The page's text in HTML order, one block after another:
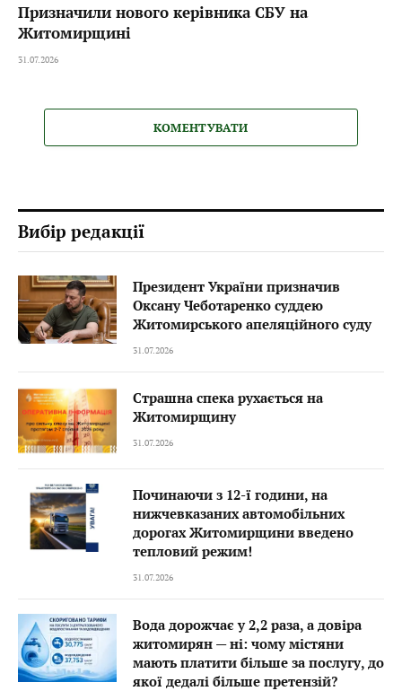
Призначили нового керівника СБУ на
Житомирщині
31.07.2026
КОМЕНТУВАТИ
Вибір редакції
Президент України призначив
Оксану Чеботаренко суддею
Житомирського апеляційного суду
31.07.2026
Страшна спека рухається на
Житомирщину
31.07.2026
Починаючи з 12-ї години, на
нижчевказаних автомобільних
дорогах Житомирщини введено
тепловий режим!
31.07.2026
Вода дорожчає у 2,2 раза, а довіра
житомирян — ні: чому містяни
мають платити більше за послугу, до
якої дедалі більше претензій?